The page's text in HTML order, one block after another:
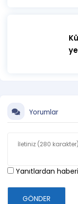
Yorumlar
Yanıtlardan
GÖNDER